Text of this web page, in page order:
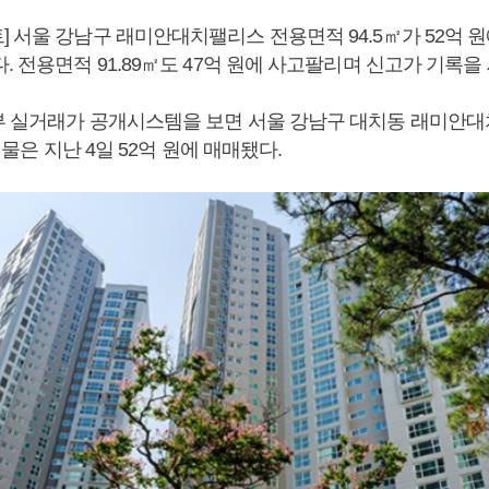
서울 강남구 래미안대치팰리스 전용면적 94.5㎡가 52억
. 전용면적 91.89㎡도 47억 원에 사고팔리며 신고가 기록을
실거래가 공개시스템을 보면 서울 강남구 대치동 래미안
은 지난 4일 52억 원에 매매됐다.